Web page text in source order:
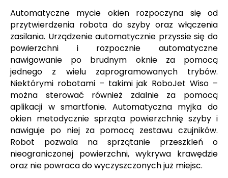
Automatyczne mycie okien rozpoczyna się od
przytwierdzenia robota do szyby oraz włączenia
zasilania. Urządzenie automatycznie przyssie się do
powierzchni i rozpocznie automatyczne
nawigowanie po brudnym oknie za pomocą
jednego z wielu zaprogramowanych trybów.
Niektórymi robotami – takimi jak RoboJet Wiso –
można sterować również zdalnie za pomocą
aplikacji w smartfonie. Automatyczna myjka do
okien metodycznie sprząta powierzchnię szyby i
nawiguje po niej za pomocą zestawu czujników.
Robot pozwala na sprzątanie przeszkleń o
nieograniczonej powierzchni, wykrywa krawędzie
oraz nie powraca do wyczyszczonych już miejsc.